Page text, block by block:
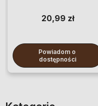
20,99 zł
Powiadom o
dostępności